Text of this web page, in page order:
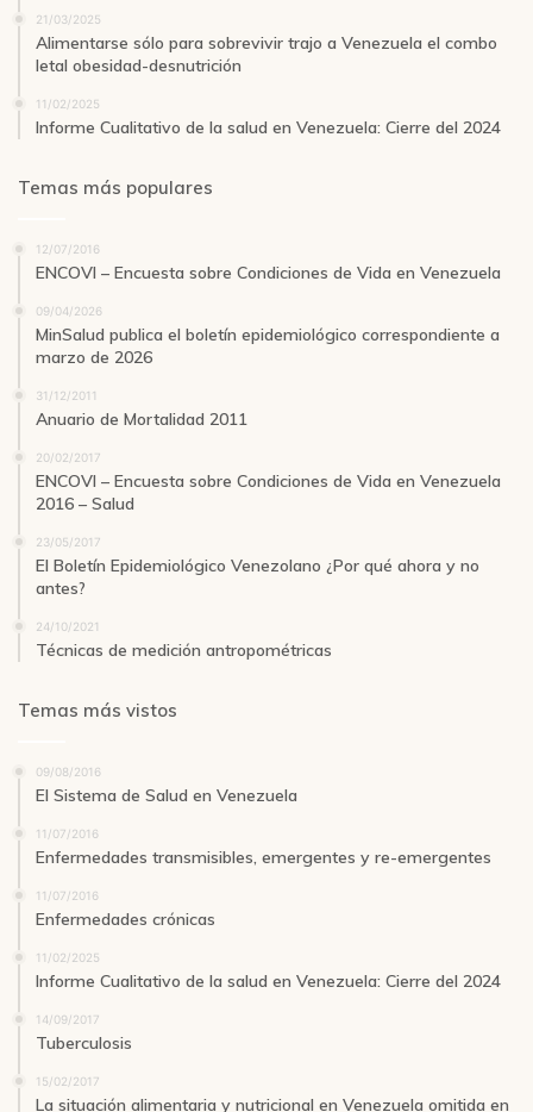
21/03/2025
Alimentarse sólo para sobrevivir trajo a Venezuela el combo
letal obesidad-desnutrición
11/02/2025
Informe Cualitativo de la salud en Venezuela: Cierre del 2024
Temas más populares
12/07/2016
ENCOVI – Encuesta sobre Condiciones de Vida en Venezuela
09/04/2026
MinSalud publica el boletín epidemiológico correspondiente a
marzo de 2026
31/12/2011
Anuario de Mortalidad 2011
20/02/2017
ENCOVI – Encuesta sobre Condiciones de Vida en Venezuela
2016 – Salud
23/05/2017
El Boletín Epidemiológico Venezolano ¿Por qué ahora y no
antes?
24/10/2021
Técnicas de medición antropométricas
Temas más vistos
09/08/2016
El Sistema de Salud en Venezuela
11/07/2016
Enfermedades transmisibles, emergentes y re-emergentes
11/07/2016
Enfermedades crónicas
11/02/2025
Informe Cualitativo de la salud en Venezuela: Cierre del 2024
14/09/2017
Tuberculosis
15/02/2017
La situación alimentaria y nutricional en Venezuela omitida en